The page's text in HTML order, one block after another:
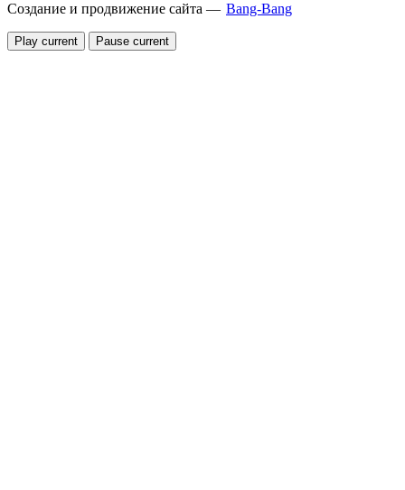
Создание и продвижение сайта — Bang-Bang
Play current Pause current